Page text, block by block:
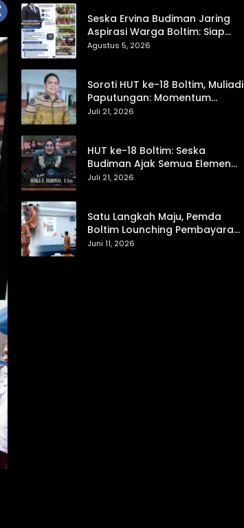
Seska Ervina Budiman Jaring
Aspirasi Warga Boltim: Siap
Perjuangkan IPR, Jalan Trans,
Agustus 5, 2026
Soroti HUT ke-18 Boltim, Muliadi
Paputungan: Momentum
Refleksi Menuju Daerah Mandiri
Juli 21, 2026
HUT ke-18 Boltim: Seska
Budiman Ajak Semua Elemen
Bersinergi untuk Kemajuan
Juli 21, 2026
Satu Langkah Maju, Pemda
Boltim Lounching Pembayaran
PBB Lewat Scan Qris
Juni 11, 2026